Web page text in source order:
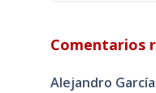
Comentarios
Alejandro